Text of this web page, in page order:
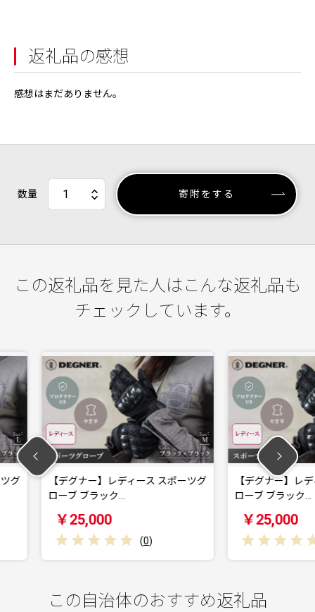
返礼品の感想
感想はまだありません。
数量 寄附をする
この返礼品を見た人はこんな返礼品も
チェックしています。
ース スポーツグ
【デグナー】レディース スポーツグ
ローブ ブラック…
【
ーカ
この自治体のおすすめ返礼品